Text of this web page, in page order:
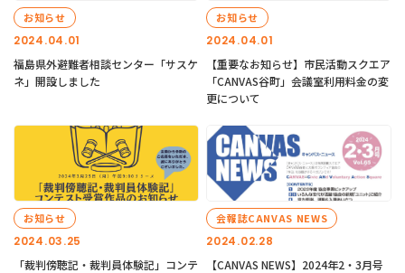
2024.04.01
お知らせ
福島県外避難者相談センター「サスケ
ネ」開設しました
2024.04.01
お知らせ
【重要なお知らせ】市民活動スクエア
「CANVAS谷町」会議室利用料金の変
更について
2024.03.25
お知らせ
「裁判傍聴記・裁判員体験記」コンテ
2024.02.28
会報誌CANVAS NEWS
【CANVAS NEWS】2024年2・3月号